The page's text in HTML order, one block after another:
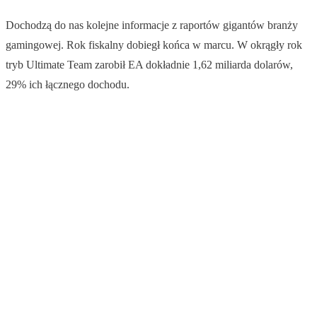
Dochodzą do nas kolejne informacje z raportów gigantów branży
gamingowej. Rok fiskalny dobiegł końca w marcu. W okrągły rok
tryb Ultimate Team zarobił EA dokładnie 1,62 miliarda dolarów,
29% ich łącznego dochodu.